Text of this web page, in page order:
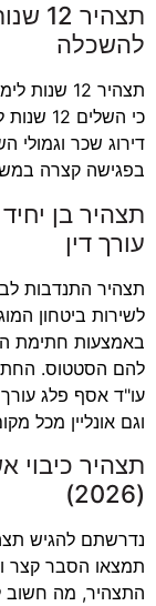
להשכלה
תצהיר 12
כי
דירוג שכר
בפגישה קצרה
תצהיר בן
עורך דין
תצהיר התנדבות
לשירות ביטחון
באמצעות חתימת
להם הסטטוס.
עו"ד אסף פלג
וגם אונליין מכל
תצהיר
(2026)
נדרשתם להגיש
תמצאו הסבר קצר
התצהיר, מה חשוב